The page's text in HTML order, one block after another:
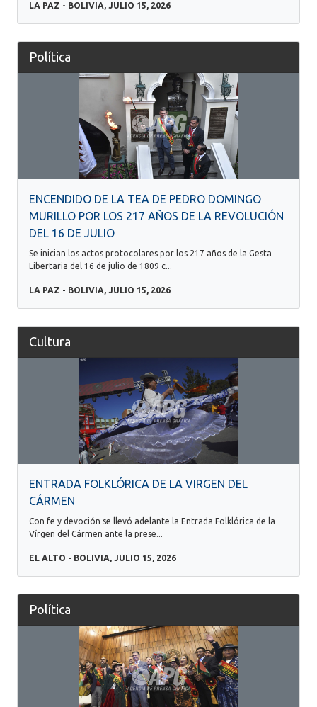
LA PAZ - BOLIVIA, JULIO 15, 2026
Política
ENCENDIDO DE LA TEA DE PEDRO DOMINGO
MURILLO POR LOS 217 AÑOS DE LA REVOLUCIÓN
DEL 16 DE JULIO
Se inician los actos protocolares por los 217 años de la Gesta
Libertaria del 16 de julio de 1809 c...
LA PAZ - BOLIVIA, JULIO 15, 2026
Cultura
ENTRADA FOLKLÓRICA DE LA VIRGEN DEL
CÁRMEN
Con fe y devoción se llevó adelante la Entrada Folklórica de la
Vírgen del Cármen ante la prese...
EL ALTO - BOLIVIA, JULIO 15, 2026
Política